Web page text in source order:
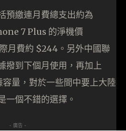
預繳連月費總支出約為
7 Plus 的淨機價
月費約 $244。另外中國聯
撥到下個月使用，再加上
量，對於一些間中要上大陸
一個不錯的選擇。
- 廣告 -